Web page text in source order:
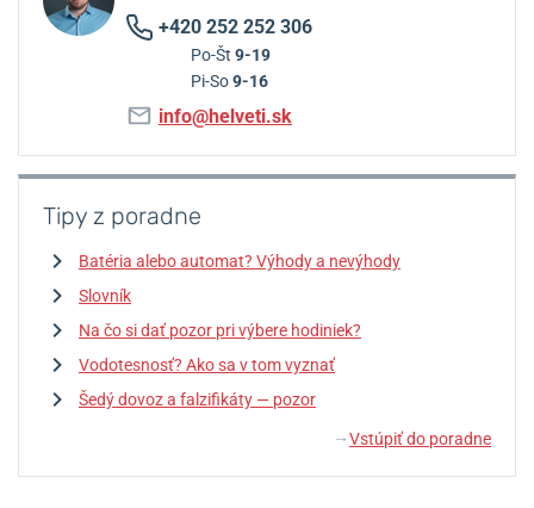
+420 252 252 306
Po-Št 9-19
Pi-So9-16
info@helveti.sk
Tipy z poradne
Batéria alebo automat? Výhody a nevýhody
Slovník
Na čo si dať pozor pri výbere hodiniek?
Vodotesnosť? Ako sa v tom vyznať
Šedý dovoz a falzifikáty — pozor
↓ Vstúpiť do poradne